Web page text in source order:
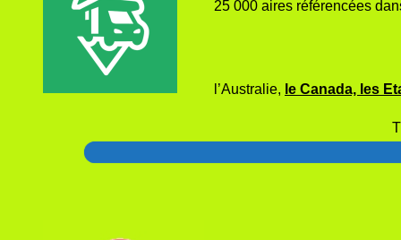
25 000 aires référencées
l’Australie, le Canada, les